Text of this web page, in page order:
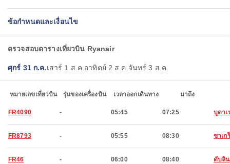
ข้อกำหนดและเงื่อนไข
ตรวจสอบตารางเที่ยวบิน Ryanair
ศุกร์ 31 ก.ค.เสาร์ 1 ส.ค. อาทิตย์ 2 ส.ค. จันทร์ 3 ส.ค.
หมายเลขเที่ยวบิน รุ่นของเครื่องบิน เวลาออกเดินทาง มาถึง
FR4090 - 05:45 07:25 บูดาเ
FR8793 - 05:55 08:30 ซาเก
FR46 - 06:00 08:40 ดับลิน